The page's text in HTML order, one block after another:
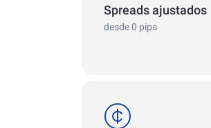
Spreads ajustados
desde 0 pips